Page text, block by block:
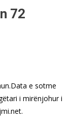
72
e sotme
i mirënjohur i